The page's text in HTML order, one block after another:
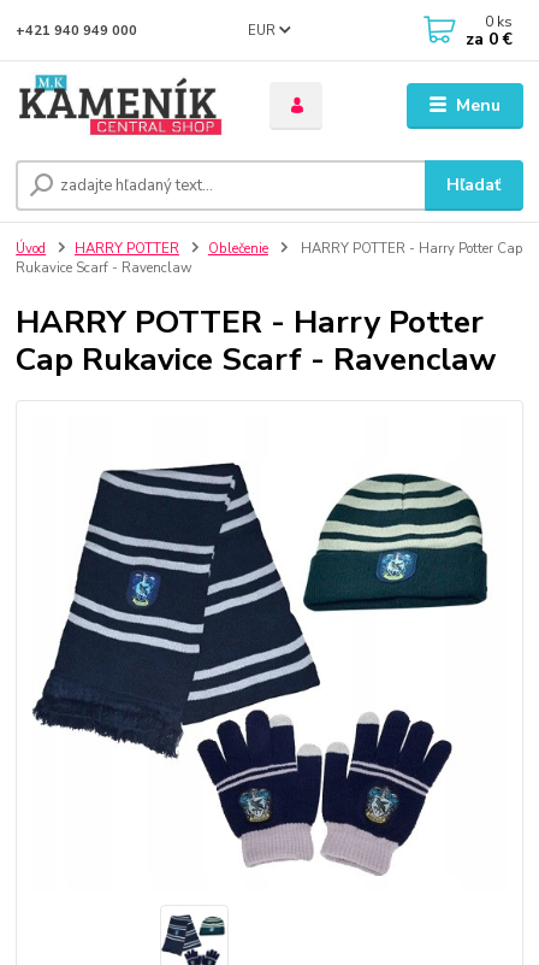
Menu
EUR
Hľadať
+421 940 949 000 0 ks
za 0 €
Úvod HARRY POTTER Oblečenie
HARRY POTTER - Harry Potter Cap
Rukavice Scarf - Ravenclaw
HARRY POTTER - Harry Potter
Cap Rukavice Scarf - Ravenclaw